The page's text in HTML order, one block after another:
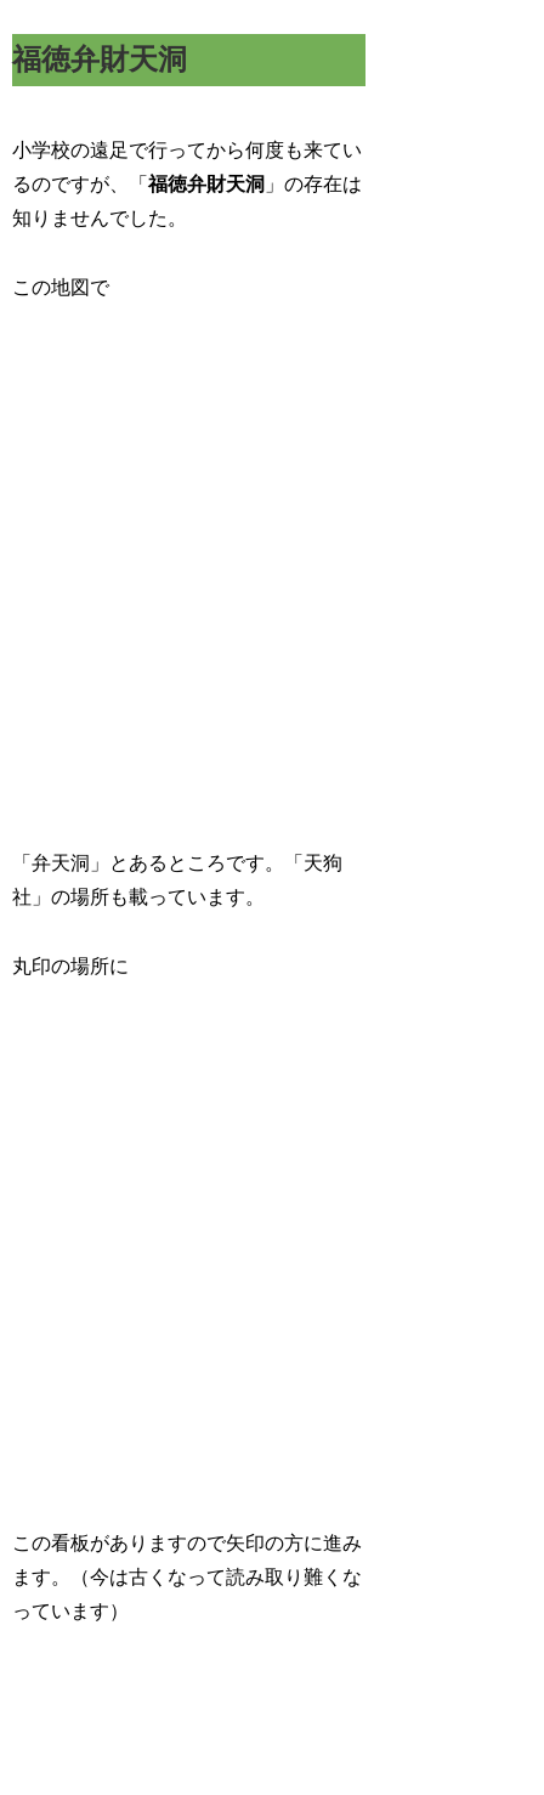
福徳弁財天洞
小学校の遠足で行ってから何度も来てい
るのですが、「福徳弁財天洞 」の存在は
知りませんでした。
この地図で
「弁天洞」とあるところです。「天狗
社」の場所も載っています。
丸印の場所に
この看板がありますので矢印の方に進み
ます。（今は古くなって読み取り難くな
っています）